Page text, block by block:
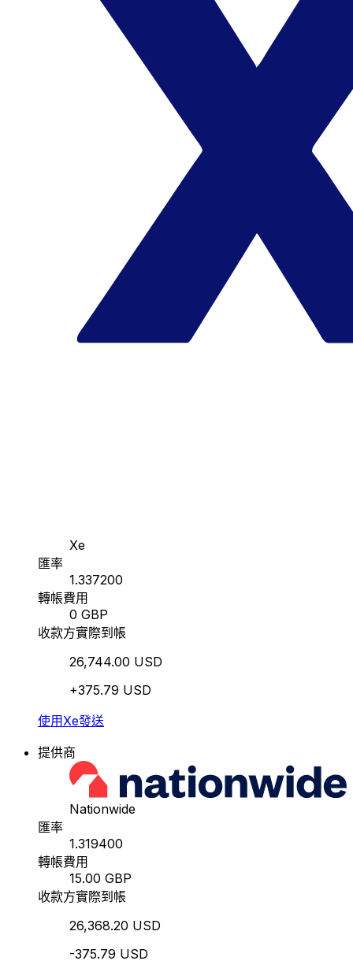
Xe
匯率
1.337200
轉帳費用
0 GBP
收款方實際到帳
26,744.00 USD
+375.79 USD
使用Xe發送
提供商
Nationwide
匯率
1.319400
轉帳費用
15.00 GBP
收款方實際到帳
26,368.20 USD
-375.79 USD